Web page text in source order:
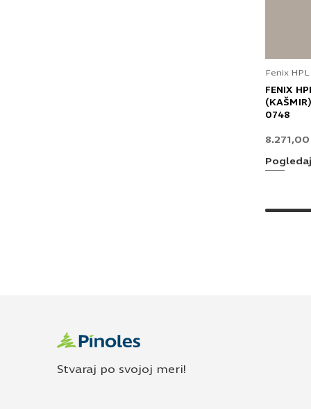
Fenix HPL
FENIX
0748
8.271,00
Stvaraj po svojoj meri!